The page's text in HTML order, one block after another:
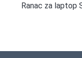
Ranac za laptop